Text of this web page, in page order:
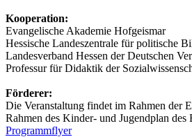
Kooperation:
Evangelische Akademie Hofgeismar
Hessische Landeszentrale für politische
Landesverband Hessen der Deutschen
Professur für Didaktik der
Förderer:
Die Veranstaltung findet im Rahmen der
Rahmen des Kinder- und Jugendplan des
Programmflyer